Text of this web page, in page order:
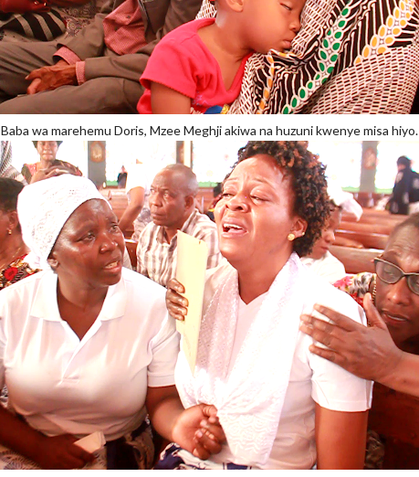
Baba wa marehemu Doris, Mzee Meghji akiwa na huzuni kwenye misa hiyo.